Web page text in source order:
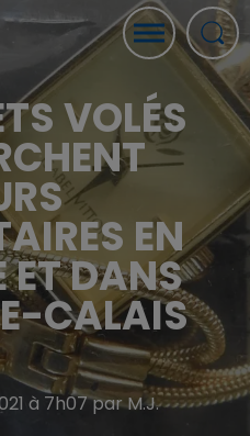
VOLÉS
EN
ET DANS
CALAIS
à 7h07 par M.J.